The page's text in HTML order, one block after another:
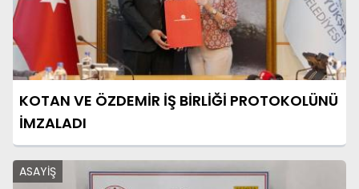
KOTAN VE ÖZDEMİR İŞ BİRLİĞİ PROTOKOLÜNÜ
İMZALADI
ASAYİŞ